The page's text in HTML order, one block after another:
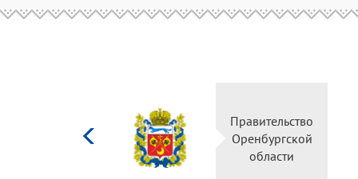
Правительство
Оренбургской
области